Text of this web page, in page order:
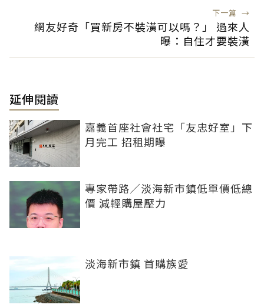
下一篇 →
網友好奇「買新房不裝潢可以嗎？」 過來人
曝：自住才要裝潢
延伸閱讀
嘉義首座社會社宅「友忠好室」下
月完工 招租期曝
專家帶路／淡海新市鎮低單價低總
價 減輕購屋壓力
淡海新市鎮 首購族愛